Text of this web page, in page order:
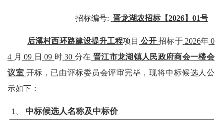
招标编号: 晋龙湖农招标【2026】01号
后溪村西环路建设提升工程项目 公开 招标于 2026年 0
4 月 09 日 09 时 30 分在 晋江市龙湖镇人民政府商会一楼会
议室 开标，已由评标委员会评审完毕，现将中标候选人 公
示如下：
1、 中标候选人名称及中标价